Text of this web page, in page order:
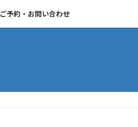
ご予約・お問い合わせ